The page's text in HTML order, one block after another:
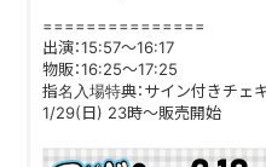
===============
出演：15:57〜16:17
物販：16:25〜17:25
指名入場特典：サイン付きチェ
1/29(日) 23時〜販売開始